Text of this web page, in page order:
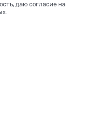
даю согласие на